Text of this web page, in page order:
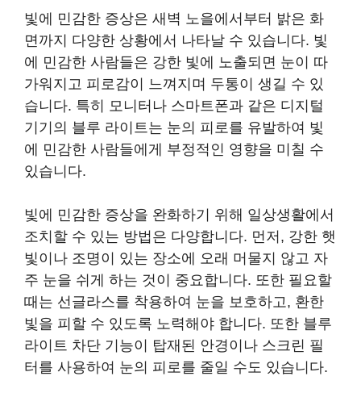
빛에 민감한 증상은 새벽 노을에서부터 밝은 화
면까지 다양한 상황에서 나타날 수 있습니다. 빛
에 민감한 사람들은 강한 빛에 노출되면 눈이 따
가워지고 피로감이 느껴지며 두통이 생길 수 있
습니다. 특히 모니터나 스마트폰과 같은 디지털
기기의 블루 라이트는 눈의 피로를 유발하여 빛
에 민감한 사람들에게 부정적인 영향을 미칠 수
있습니다.
빛에 민감한 증상을 완화하기 위해 일상생활에서
조치할 수 있는 방법은 다양합니다. 먼저, 강한 햇
빛이나 조명이 있는 장소에 오래 머물지 않고 자
주 눈을 쉬게 하는 것이 중요합니다. 또한 필요할
때는 선글라스를 착용하여 눈을 보호하고, 환한
빛을 피할 수 있도록 노력해야 합니다. 또한 블루
라이트 차단 기능이 탑재된 안경이나 스크린 필
터를 사용하여 눈의 피로를 줄일 수도 있습니다.